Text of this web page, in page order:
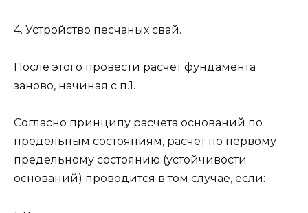
4. Устройство песчаных свай.
После этого провести расчет фундамента
заново, начиная с п.1.
Согласно принципу расчета оснований по
предельным состояниям, расчет по первому
предельному состоянию (устойчивости
оснований) проводится в том случае, если: